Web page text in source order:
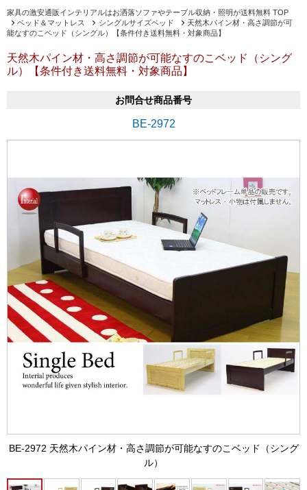
家具の激安通販インテリアルはお洒落ソファやテーブル収納・照明が送料無料 TOP
ベッド＆マットレス
シングルサイズベッド
天然木パイン材・高さ調節が可
能なすのこベッド（シングル）【条件付き送料無料・対象商品】
天然木パイン材・高さ調節が可能なすのこベッド（シング
ル）【条件付き送料無料・対象商品】
お問合せ商品番号
BE-2972
BE-2972 天然木パイン材・高さ調節が可能なすのこベッド（シング
ル）